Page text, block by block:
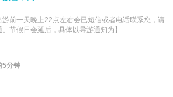
游前一天晚上22点左右会已短信或者电话联系您，请
节假日会延后，具体以导游通知为】
5分钟